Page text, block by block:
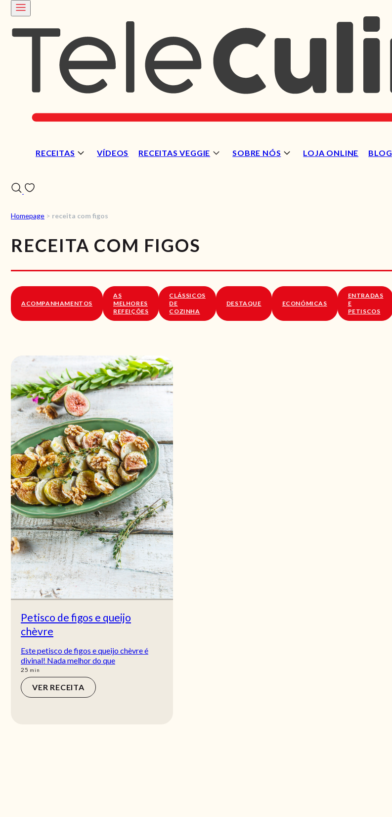
RECEITAS VÍDEOS RECEITAS VEGGIE SOBRE NÓS LOJA ONLINE BLOG
SOBRE NÓS
Homepage > receita com figos
RECEITA COM FIGOS
ACOMPANHAMENTOS
AS
MELHORES
REFEIÇÕES
CLÁSSICOS
DE
COZINHA
DESTAQUE ECONÓMICAS
ENTRADAS
E
PETISCOS
Petisco de figos e queijo
chèvre
Este petisco de figos e queijo chèvre é
divinal! Nada melhor do que
25 min
min
VER RECEITA